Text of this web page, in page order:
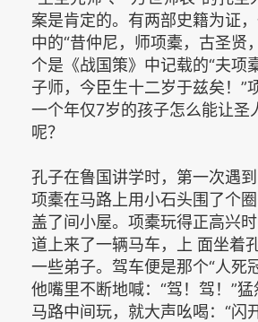
案是肯定的。有两部史籍为证，
中的“昔仲尼，师项橐，古圣贤
个是《战国策》中记载的“夫项
子师，今臣生十二岁于兹矣！”
一个年仅7岁的孩子怎么能让圣
呢？
孔子在鲁国讲学时，第一次遇到
项橐在马路上用小石头围了个
盖了间小屋。项橐玩得正高兴
道上来了一辆马车，上 面坐着
一些弟子。驾车便是那个“人死
他嘴里不断地喊：“驾！驾！”
马路中间玩，就大声吆喝：“闪